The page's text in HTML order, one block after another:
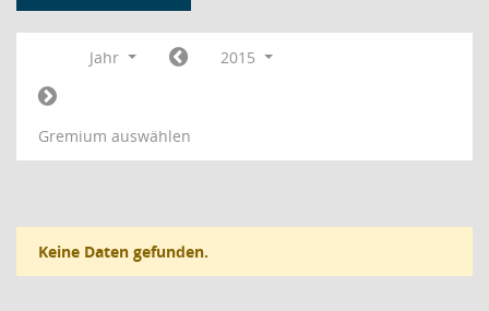
Jahr 2015
Gremium auswählen
Keine Daten gefunden.